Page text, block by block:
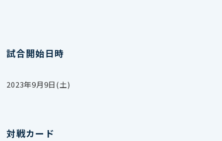
試合開始日時
2023年9月9日(土)
対戦カード